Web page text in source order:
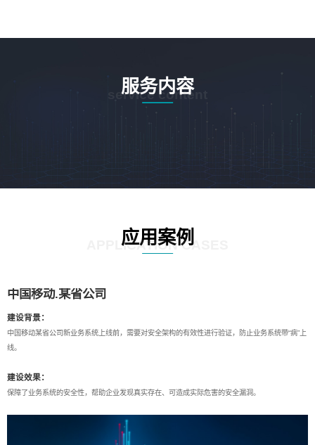
服务内容
service content
应用案例
APPLICATION CASES
中国移动.某省公司
建设背景：
中国移动某省公司新业务系统上线前，需要对安全架构的有效性进行验证，防止业务系统带“病”上
线。
建设效果：
保障了业务系统的安全性，帮助企业发现真实存在、可造成实际危害的安全漏洞。